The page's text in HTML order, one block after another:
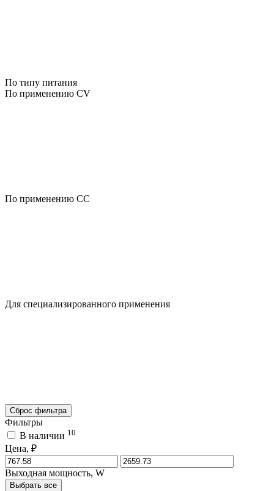
По типу питания
По применению CV
По применению CC
Для специализированного применения
Сброс фильтра
Фильтры
В наличии 10
Цена, ₽
Выходная мощность, W
Выбрать все